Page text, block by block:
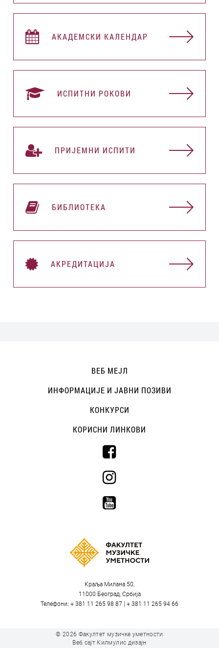
АКАДЕМСКИ КАЛЕНДАР
ИСПИТНИ РОКОВИ
ПРИЈЕМНИ ИСПИТИ
БИБЛИОТЕКА
АКРЕДИТАЦИЈА
Краља Милана 50,
11000 Београд, Србија
Телефони: + 381 11 265 98 87 | + 381 11 265 94 66
ВЕБ МЕЈЛ
ИНФОРМАЦИЈЕ И ЈАВНИ ПОЗИВИ
КОНКУРСИ
КОРИСНИ ЛИНКОВИ
© 2026 Факултет музичке уметности
Веб сајт Килмулис дизајн